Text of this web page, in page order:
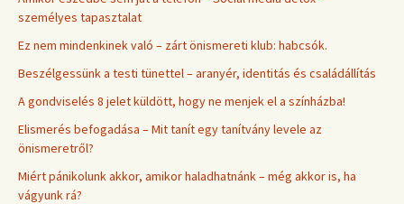
személyes tapasztalat
Ez nem mindenkinek való – zárt önismereti klub: habcsók.
Beszélgessünk a testi tünettel – aranyér, identitás és családállítás
A gondviselés 8 jelet küldött, hogy ne menjek el a színházba!
Elismerés befogadása – Mit tanít egy tanítvány levele az
önismeretről?
Miért pánikolunk akkor, amikor haladhatnánk – még akkor is, ha
vágyunk rá?